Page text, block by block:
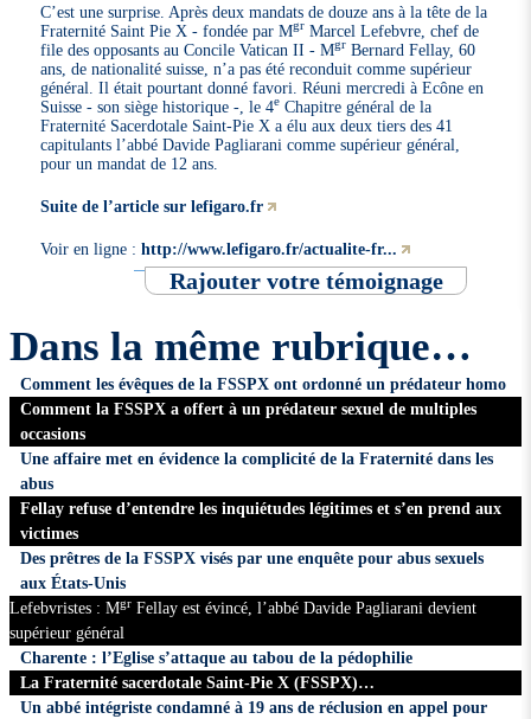
C’est une surprise. Après deux mandats de douze ans à la tête de la
Fraternité Saint Pie X - fondée par Mgr Marcel Lefebvre, chef de
file des opposants au Concile Vatican II - Mgr Bernard Fellay, 60
ans, de nationalité suisse, n’a pas été reconduit comme supérieur
général. Il était pourtant donné favori. Réuni mercredi à Ecône en
Suisse - son siège historique -, le 4e Chapitre général de la
Fraternité Sacerdotale Saint-Pie X a élu aux deux tiers des 41
capitulants l’abbé Davide Pagliarani comme supérieur général,
pour un mandat de 12 ans.
Suite de l’article sur lefigaro.fr
Voir en ligne :http://www.lefigaro.fr/actualite-fr...
Rajouter votre témoignage
Dans la même rubrique…
Comment les évêques de la FSSPX ont ordonné un prédateur homo
Comment la FSSPX a offert à un prédateur sexuel de multiples
occasions
Une affaire met en évidence la complicité de la Fraternité dans les
abus
Fellay refuse d’entendre les inquiétudes légitimes et s’en prend aux
victimes
Des prêtres de la FSSPX visés par une enquête pour abus sexuels
aux États-Unis
Lefebvristes : MgrFellay est évincé, l’abbé Davide Pagliarani devient
supérieur général
Charente : l’Eglise s’attaque au tabou de la pédophilie
La Fraternité sacerdotale Saint-Pie X (FSSPX)…
Un abbé intégriste condamné à 19 ans de réclusion en appel pour